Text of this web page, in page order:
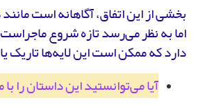
بخشی از این اتفاق، آگاهانه است
اما به نظر می‌رسد تازه شروع
دارد که ممکن است این لایه‌ها تاریک
آیا می‌توانستید این داستان